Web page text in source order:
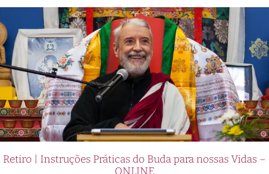
Retiro | Instruções Práticas do Buda para nossas Vidas –
ONLINE